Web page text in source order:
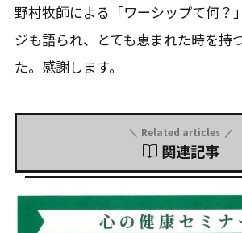
野村牧師による「ワーシップて何？
ジも語られ、とても恵まれた時を持
た。感謝します。
関連記事
Related articles